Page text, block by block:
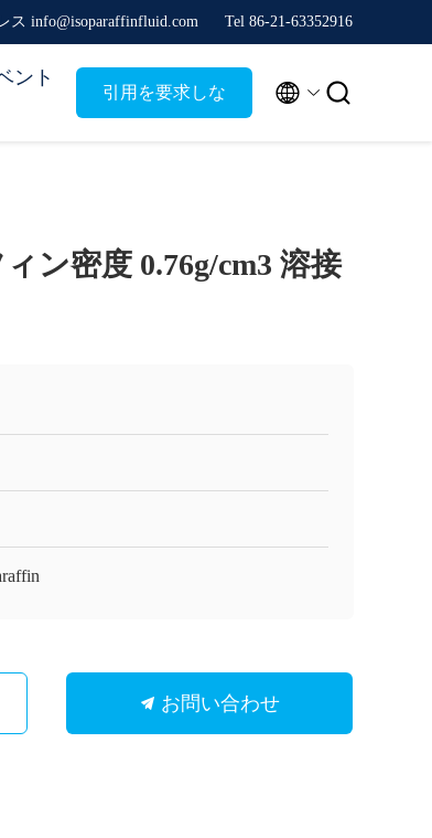
ス info@isoparaffinfluid.com Tel 86-21-63352916
ント
引用を要求しな  
ン密度 0.76g/cm3 溶接
お問い合わせ